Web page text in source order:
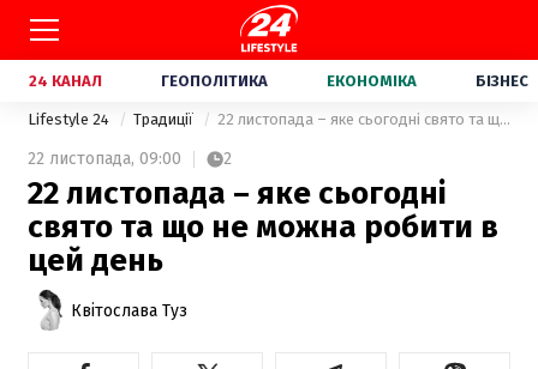
24 КАНАЛ ГЕОПОЛІТИКА ЕКОНОМІКА БІЗНЕС
Lifestyle 24 Традиції 22 листопада – яке сьогодні свято та що не можна робити в цей день
22 листопада, 09:00 2
22 листопада – яке сьогодні
свято та що не можна робити в
цей день
Квітослава Туз